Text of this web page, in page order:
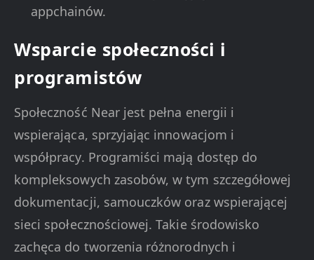
appchainów.
Wsparcie społeczności i
programistów
Społeczność Near jest pełna energii i
wspierająca, sprzyjając innowacjom i
współpracy. Programiści mają dostęp do
kompleksowych zasobów, w tym szczegółowej
dokumentacji, samouczków oraz wspierającej
sieci społecznościowej. Takie środowisko
zachęca do tworzenia różnorodnych i